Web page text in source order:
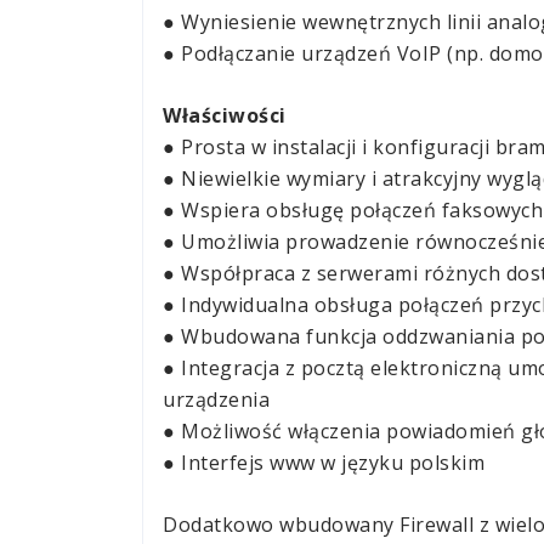
● Wyniesienie wewnętrznych linii
● Podłączanie urządzeń VoIP (np.
Właściwości
● Prosta w instalacji i konfiguracji
● Niewielkie wymiary i atrakcyjny
● Wspiera obsługę połączeń
● Umożliwia prowadzenie
● Współpraca z serwerami różnych
● Indywidualna obsługa połączeń
● Wbudowana funkcja oddzwaniania
● Integracja z pocztą elektroniczną
urządzenia
● Możliwość włączenia powiadomień
● Interfejs www w języku polskim
Dodatkowo wbudowany Firewall z